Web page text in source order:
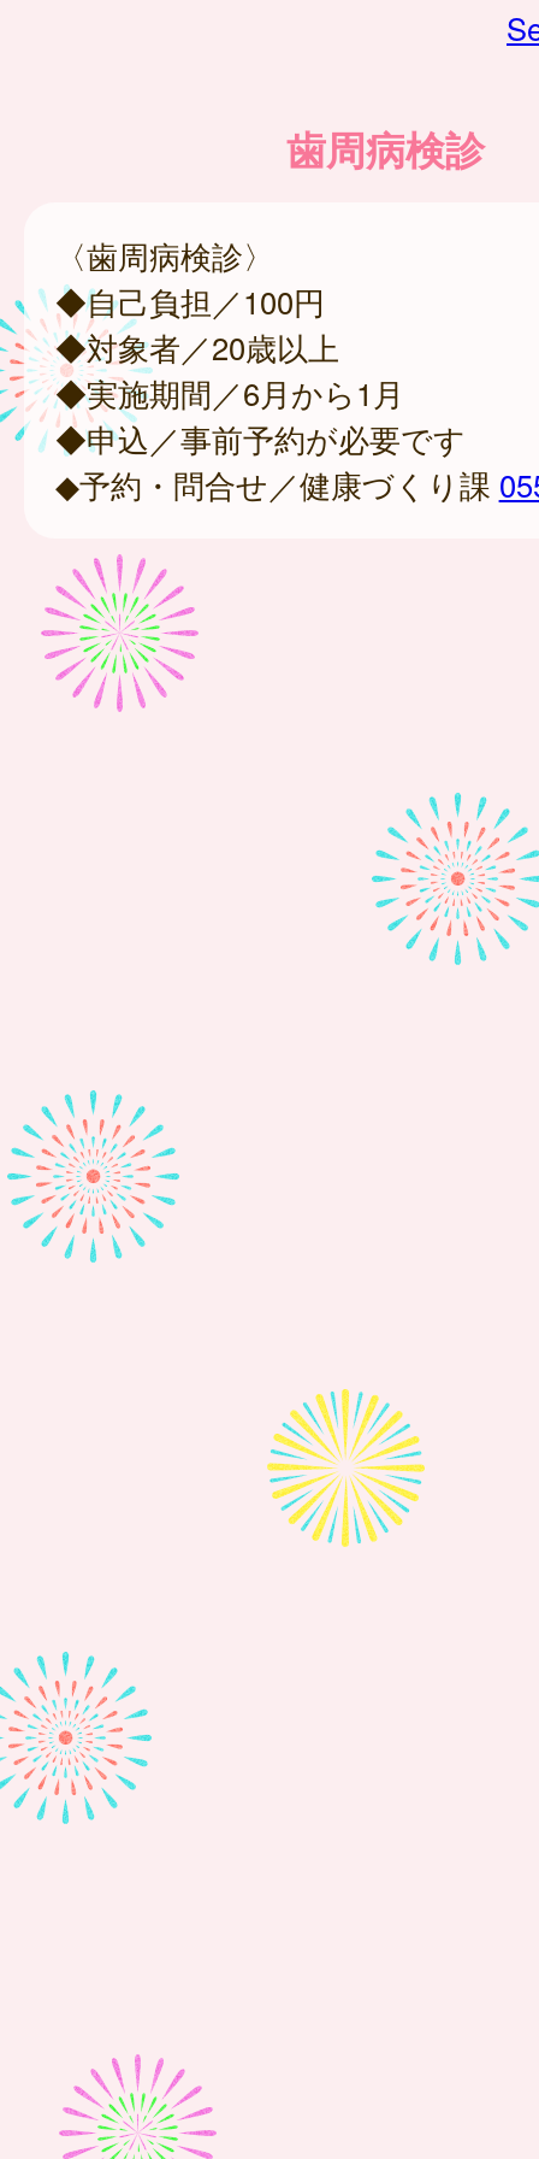
歯周病検診
〈歯周病検診〉
◆自己負担／100円
◆対象者／20歳以上
◆実施期間／6月から1月
◆申込／事前予約が必要です
◆予約・問合せ／健康づくり課